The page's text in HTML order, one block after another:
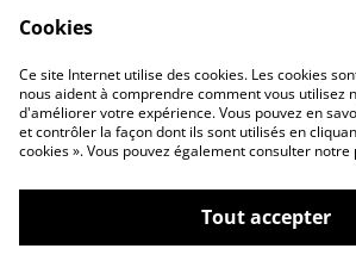
confidentialité
©2026Charlolili
Cookies
Ce site Internet utilise des cookies. Les cookies
nous aident à comprendre comment vous utilisez
d'améliorer votre expérience. Vous pouvez en
et contrôler la façon dont ils sont utilisés en
cookies ». Vous pouvez également consulter notre
Tout accepter